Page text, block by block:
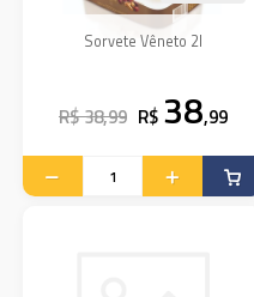
Sorvete Vêneto 2l
R$ 38,99 R$ 38,99